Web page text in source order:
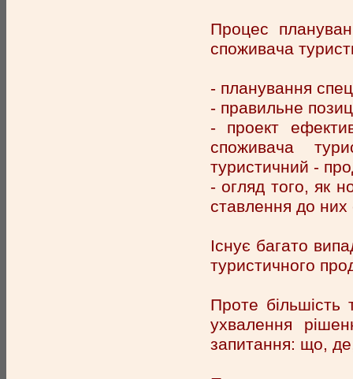
Процес
споживача
- планування
- правильне
- проект
споживача
туристичний -
- огляд того, як
ставлення до них
Існує багато
туристичного
Проте більшість
ухвалення
запитання: що,